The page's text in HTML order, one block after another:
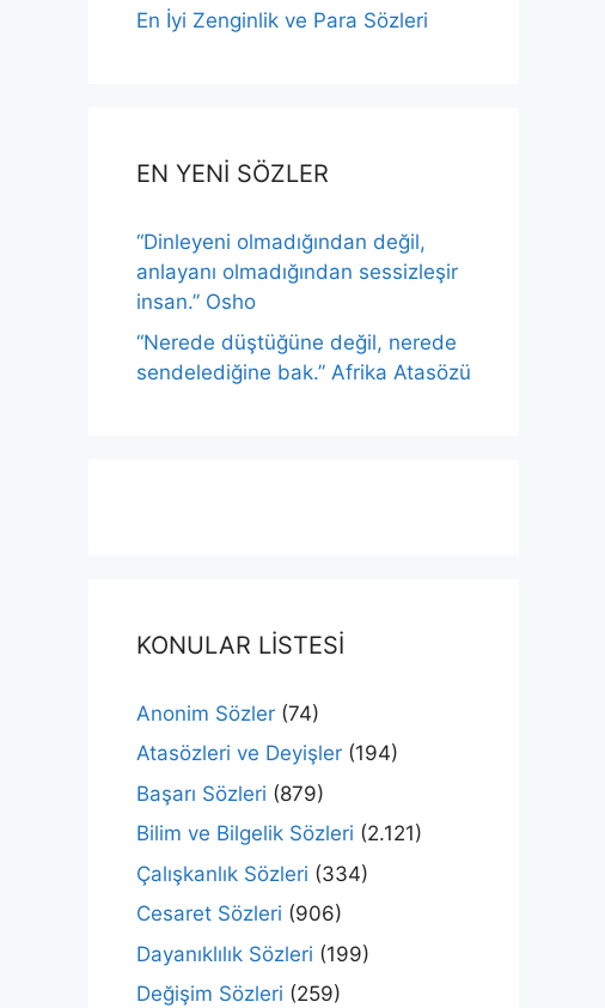
En İyi Zenginlik ve Para Sözleri
EN YENİ SÖZLER
“Dinleyeni olmadığından değil,
anlayanı olmadığından sessizleşir
insan.” Osho
“Nerede düştüğüne değil, nerede
sendelediğine bak.” Afrika Atasözü
KONULAR LİSTESİ
Anonim Sözler (74)
Atasözleri ve Deyişler (194)
Başarı Sözleri (879)
Bilim ve Bilgelik Sözleri (2.121)
Çalışkanlık Sözleri (334)
Cesaret Sözleri (906)
Dayanıklılık Sözleri (199)
Değişim Sözleri (259)